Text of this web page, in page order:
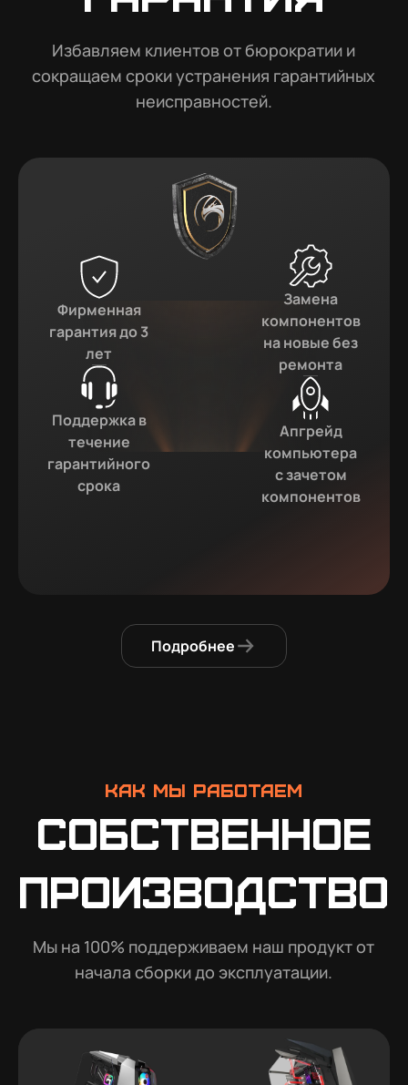
Избавляем клиентов от бюрократии и
сокращаем сроки устранения гарантийных
неисправностей.
Фирменная
гарантия до 3
лет
Поддержка в
течение
гарантийного
срока
Замена
компонентов
на новые без
ремонта
Апгрейд
компьютера
с зачетом
компонентов
Подробнее
Как мы работаем
Собственное
производство
Мы на 100% поддерживаем наш продукт от
начала сборки до эксплуатации.